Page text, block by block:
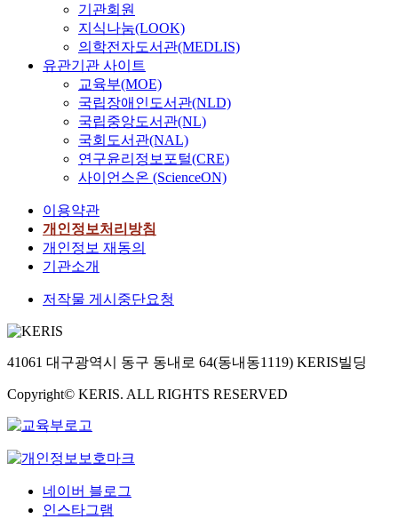
기관회원
지식나눔(LOOK)
의학전자도서관(MEDLIS)
유관기관 사이트
교육부(MOE)
국립장애인도서관(NLD)
국립중앙도서관(NL)
국회도서관(NAL)
연구윤리정보포털(CRE)
사이언스온 (ScienceON)
이용약관
개인정보처리방침
개인정보 재동의
기관소개
저작물 게시중단요청
41061 대구광역시 동구 동내로 64(동내동1119) KERIS빌딩
Copyright© KERIS. ALL RIGHTS RESERVED
네이버 블로그
인스타그램